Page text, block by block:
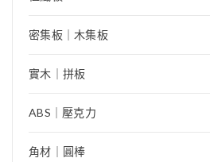
密集板｜木集板
實木｜拼板
ABS｜壓克力
角材｜圓棒